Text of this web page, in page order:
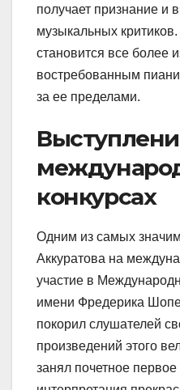
получает признание и
музыкальных
становится все более
востребованным
за ее пределами.
конкурсах
Одним из самых
Аккуратова на
участие в
имени Фредерика
покорил слушателей
произведений этого
занял почетное